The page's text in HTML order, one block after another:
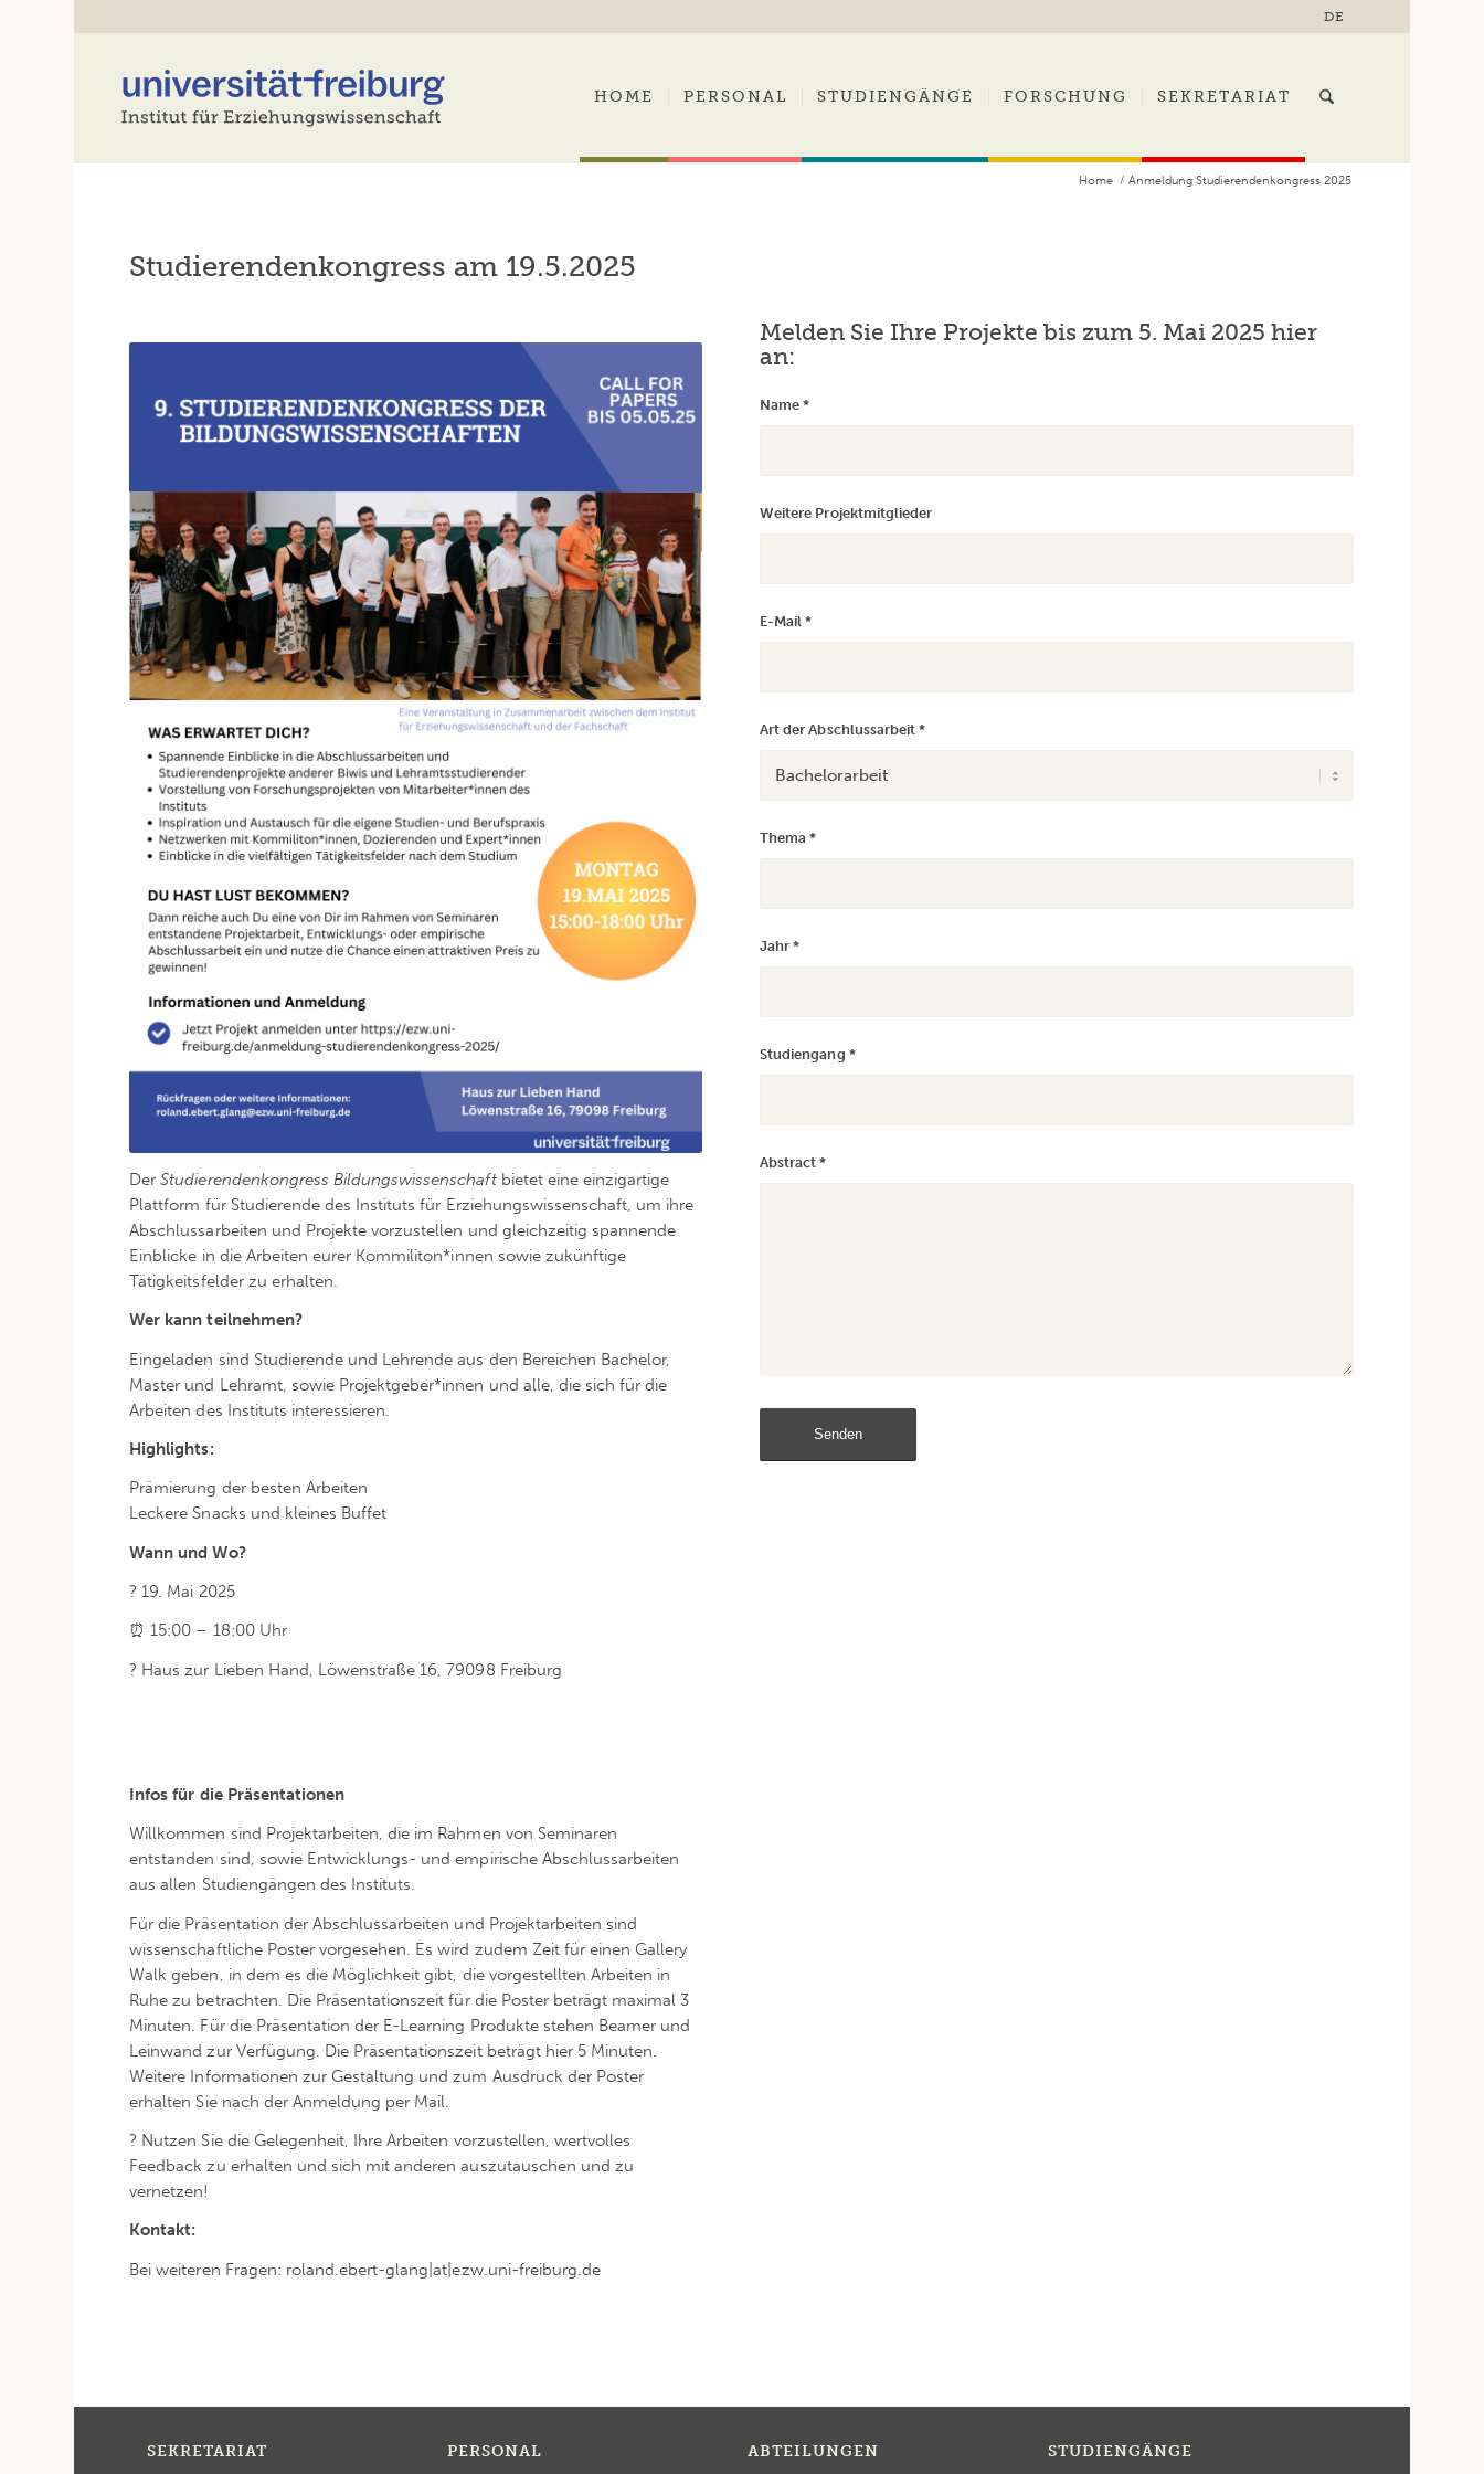
DE
HOME PERSONAL STUDIENGÄNGE FORSCHUNG SEKRETARIAT
Home / Anmeldung Studierendenkongress 2025
Studierendenkongress am 19.5.2025
DerStudierendenkongress Bildungswissenschaft bietet eine einzigartige
Plattform für Studierende des Instituts für Erziehungswissenschaft, um ihre
Abschlussarbeiten und Projekte vorzustellen und gleichzeitig spannende
Einblicke in die Arbeiten eurer Kommiliton*innen sowie zukünftige
Tätigkeitsfelder zu erhalten.
Wer kann teilnehmen?
Eingeladen sind Studierende und Lehrende aus den Bereichen Bachelor,
Master und Lehramt, sowie Projektgeber*innen und alle, die sich für die
Arbeiten des Instituts interessieren.
Highlights:
Prämierung der besten Arbeiten
Leckere Snacks und kleines Buffet
Wann und Wo?
? 19. Mai 2025
⏰ 15:00 – 18:00 Uhr
? Haus zur Lieben Hand, Löwenstraße 16, 79098 Freiburg
Infos für die Präsentationen
Willkommen sind Projektarbeiten, die im Rahmen von Seminaren
entstanden sind, sowie Entwicklungs- und empirische Abschlussarbeiten
aus allen Studiengängen des Instituts.
Für die Präsentation der Abschlussarbeiten und Projektarbeiten sind
wissenschaftliche Poster vorgesehen. Es wird zudem Zeit für einen Gallery
Walk geben, in dem es die Möglichkeit gibt, die vorgestellten Arbeiten in
Ruhe zu betrachten. Die Präsentationszeit für die Poster beträgt maximal 3
Minuten. Für die Präsentation der E-Learning Produkte stehen Beamer und
Leinwand zur Verfügung. Die Präsentationszeit beträgt hier 5 Minuten.
Weitere Informationen zur Gestaltung und zum Ausdruck der Poster
erhalten Sie nach der Anmeldung per Mail.
? Nutzen Sie die Gelegenheit, Ihre Arbeiten vorzustellen, wertvolles
Feedback zu erhalten und sich mit anderen auszutauschen und zu
vernetzen!
Kontakt:
Bei weiteren Fragen: roland.ebert-glang|at|ezw.uni-freiburg.de
Melden Sie Ihre Projekte bis zum 5. Mai 2025 hier
an:
Name*
Weitere Projektmitglieder
E-Mail*
Art der Abschlussarbeit*
Thema*
Jahr*
Studiengang *
Abstract*
SEKRETARIAT PERSONAL ABTEILUNGEN STUDIENGÄNGE